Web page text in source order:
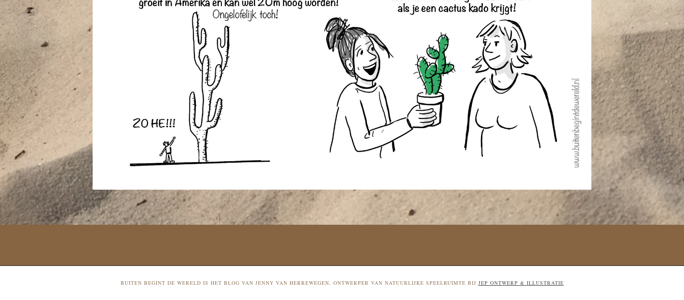
BUITEN BEGINT DE WERELD IS HET BLOG VAN JENNY VAN HERREWEGEN, ONTWERPER VAN NATUURLIJKE SPEELRUIMTE BIJ JEP ONTWERP & ILLUSTRATIE